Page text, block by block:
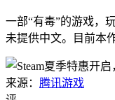
一部“有毒”的游戏，
未提供中文。目前本
来源： 腾讯游戏